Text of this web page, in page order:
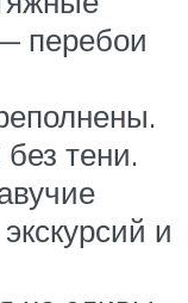
перебои
тени.
и